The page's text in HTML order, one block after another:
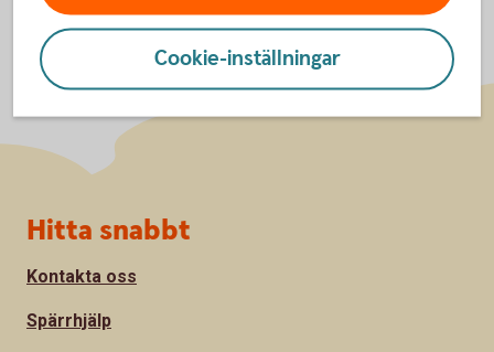
Cookie-inställningar
Sidfot
Hitta snabbt
Kontakta oss
Spärrhjälp